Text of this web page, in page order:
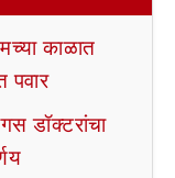
काळात
पवार
डॉक्टरांचा